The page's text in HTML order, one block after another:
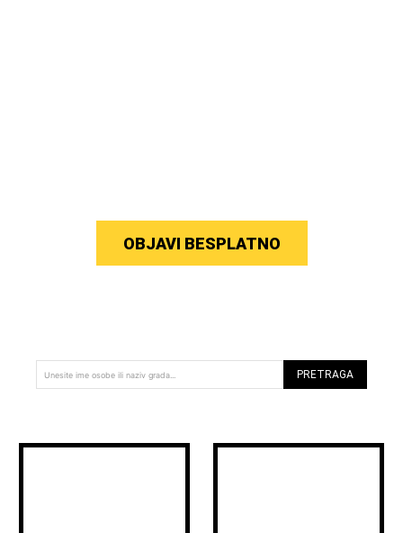
OBJAVI BESPLATNO
Unesite ime osobe ili naziv grada... PRETRAGA